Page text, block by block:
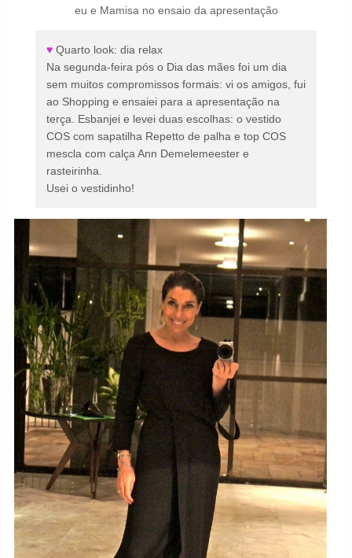
eu e Mamisa no ensaio da apresentação
♥ Quarto look: dia relax
Na segunda-feira pós o Dia das mães foi um dia
sem muitos compromissos formais: vi os amigos, fui
ao Shopping e ensaiei para a apresentação na
terça. Esbanjei e levei duas escolhas: o vestido
COS com sapatilha Repetto de palha e top COS
mescla com calça Ann Demelemeester e
rasteirinha.
Usei o vestidinho!